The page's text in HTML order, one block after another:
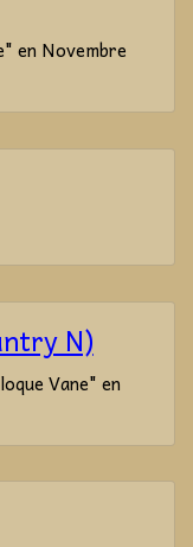
en Novembre
N)
Vane" en